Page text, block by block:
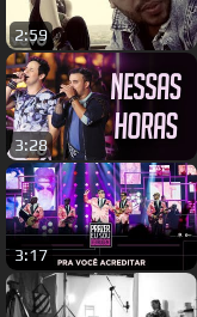
2:59
3:28
3:17